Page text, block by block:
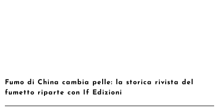
Fumo di China cambia pelle: la storica rivista del
fumetto riparte con If Edizioni